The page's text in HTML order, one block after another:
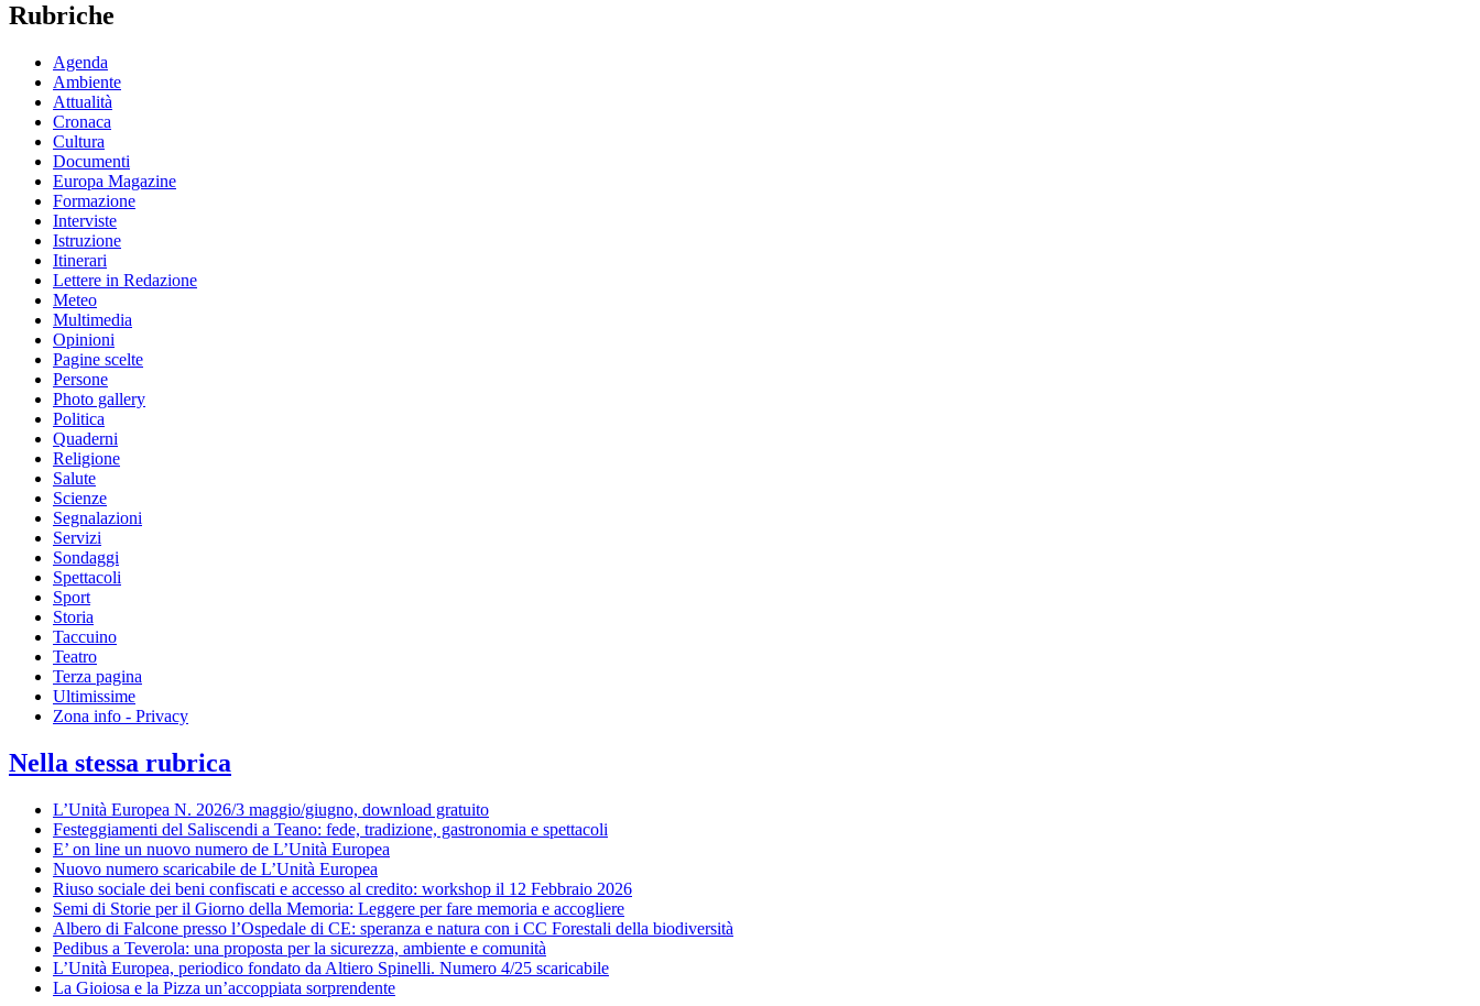
Rubriche
Agenda
Ambiente
Attualità
Cronaca
Cultura
Documenti
Europa Magazine
Formazione
Interviste
Istruzione
Itinerari
Lettere in Redazione
Meteo
Multimedia
Opinioni
Pagine scelte
Persone
Photo gallery
Politica
Quaderni
Religione
Salute
Scienze
Segnalazioni
Servizi
Sondaggi
Spettacoli
Sport
Storia
Taccuino
Teatro
Terza pagina
Ultimissime
Zona info - Privacy
Nella stessa rubrica
L’Unità Europea N. 2026/3 maggio/giugno, download gratuito
Festeggiamenti del Saliscendi a Teano: fede, tradizione, gastronomia e spettacoli
E’ on line un nuovo numero de L’Unità Europea
Nuovo numero scaricabile de L’Unità Europea
Riuso sociale dei beni confiscati e accesso al credito: workshop il 12 Febbraio 2026
Semi di Storie per il Giorno della Memoria: Leggere per fare memoria e accogliere
Albero di Falcone presso l’Ospedale di CE: speranza e natura con i CC Forestali della biodiversità
Pedibus a Teverola: una proposta per la sicurezza, ambiente e comunità
L’Unità Europea, periodico fondato da Altiero Spinelli. Numero 4/25 scaricabile
La Gioiosa e la Pizza un’accoppiata sorprendente